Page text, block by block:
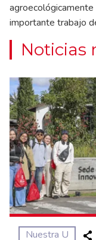
importante trabajo
Noticias
Nuestra U